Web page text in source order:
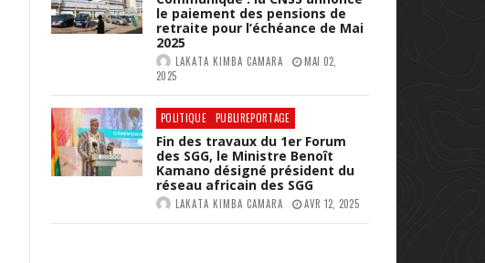
le paiement des pensions de
retraite pour l’échéance de Mai
2025
LAKATA KIMBA CAMARA
MAI 02,
2025
POLITIQUE PUBLIREPORTAGE
Fin des travaux du 1er Forum
des SGG, le Ministre Benoît
Kamano désigné président du
réseau africain des SGG
LAKATA KIMBA CAMARA AVR 12, 2025